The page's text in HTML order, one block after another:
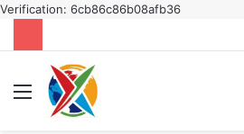
Verification: 6cb86c86b08afb36
Menu